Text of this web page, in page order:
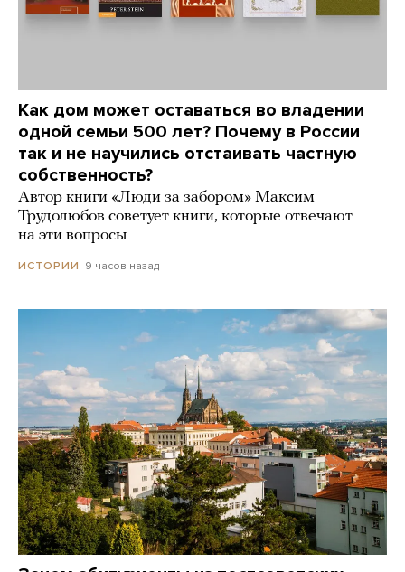
Как дом может оставаться во владении
одной семьи 500 лет? Почему в России
так и не научились отстаивать частную
собственность?
Автор книги «Люди за забором» Максим
Трудолюбов советует книги, которые отвечают
на эти вопросы
ИСТОРИИ 9 часов назад